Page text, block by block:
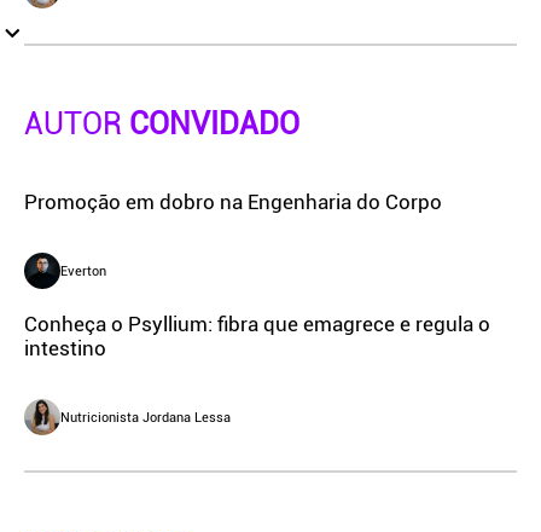
AUTOR CONVIDADO
Promoção em dobro na Engenharia do Corpo
Everton
Conheça o Psyllium: fibra que emagrece e regula o
intestino
Nutricionista Jordana Lessa